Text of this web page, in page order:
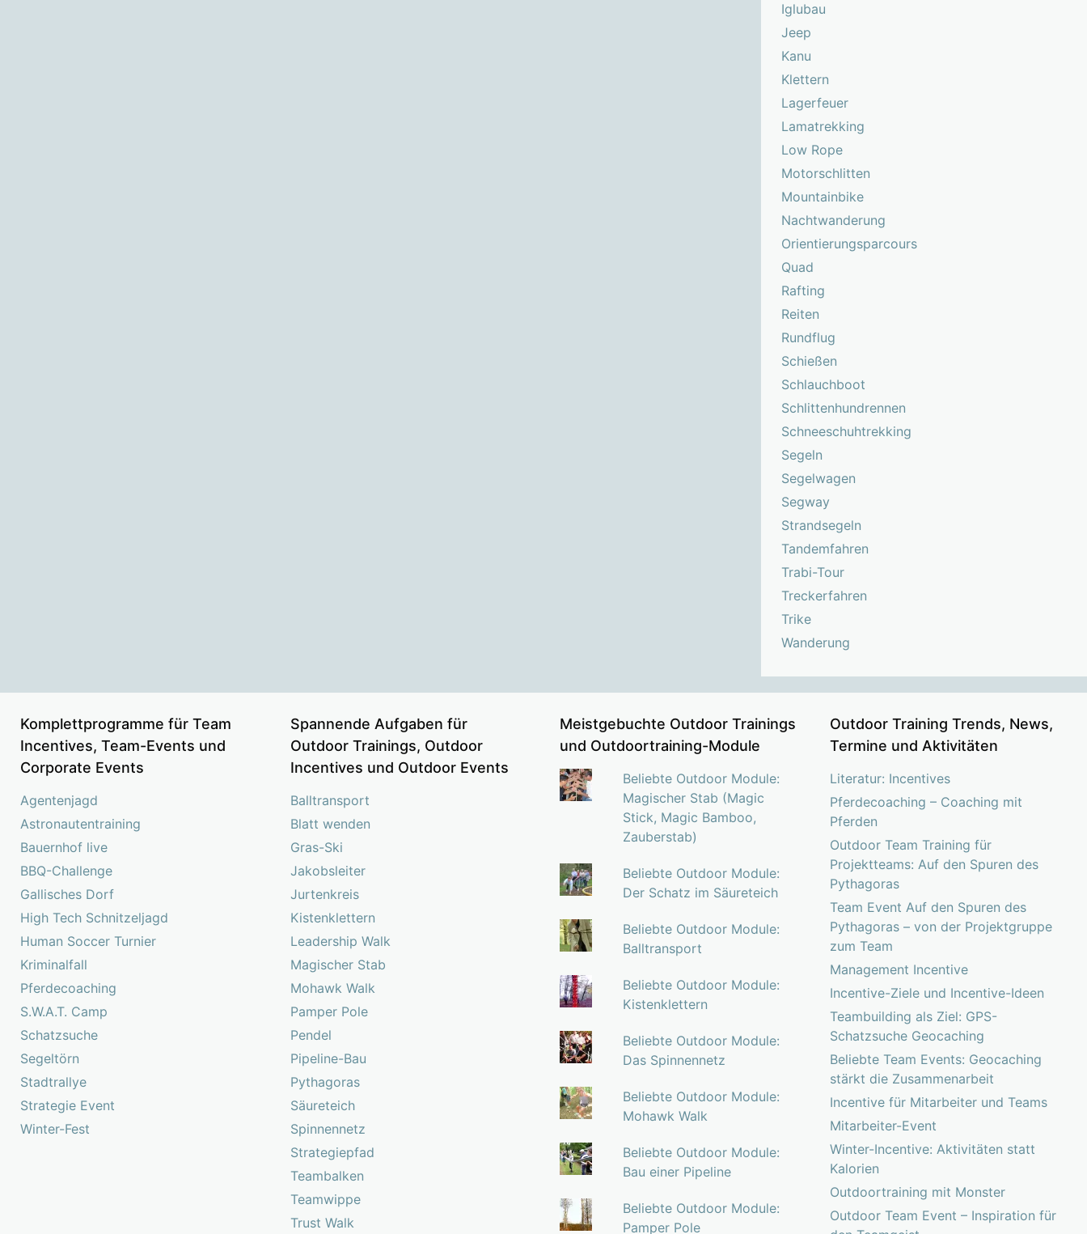
Iglubau
Jeep
Kanu
Klettern
Lagerfeuer
Lamatrekking
Low Rope
Motorschlitten
Mountainbike
Nachtwanderung
Orientierungsparcours
Quad
Rafting
Reiten
Rundflug
Schießen
Schlauchboot
Schlittenhundrennen
Schneeschuhtrekking
Segeln
Segelwagen
Segway
Strandsegeln
Tandemfahren
Trabi-Tour
Treckerfahren
Trike
Wanderung
Komplettprogramme für Team
Incentives, Team-Events und
Corporate Events
Agentenjagd
Astronautentraining
Bauernhof live
BBQ-Challenge
Gallisches Dorf
High Tech Schnitzeljagd
Human Soccer Turnier
Kriminalfall
Pferdecoaching
S.W.A.T. Camp
Schatzsuche
Segeltörn
Stadtrallye
Strategie Event
Winter-Fest
Spannende Aufgaben für
Outdoor Trainings, Outdoor
Incentives und Outdoor Events
Balltransport
Blatt wenden
Gras-Ski
Jakobsleiter
Jurtenkreis
Kistenklettern
Leadership Walk
Magischer Stab
Mohawk Walk
Pamper Pole
Pendel
Pipeline-Bau
Pythagoras
Säureteich
Spinnennetz
Strategiepfad
Teambalken
Teamwippe
Trust Walk
Meistgebuchte Outdoor Trainings
und Outdoortraining-Module
Beliebte Outdoor Module:
Magischer Stab (Magic
Stick, Magic Bamboo,
Zauberstab)
Beliebte Outdoor Module:
Der Schatz im Säureteich
Beliebte Outdoor Module:
Balltransport
Beliebte Outdoor Module:
Kistenklettern
Beliebte Outdoor Module:
Das Spinnennetz
Beliebte Outdoor Module:
Mohawk Walk
Beliebte Outdoor Module:
Bau einer Pipeline
Beliebte Outdoor Module:
Pamper Pole
Outdoor Training Trends, News,
Termine und Aktivitäten
Literatur: Incentives
Pferdecoaching – Coaching mit
Pferden
Outdoor Team Training für
Projektteams: Auf den Spuren des
Pythagoras
Team Event Auf den Spuren des
Pythagoras – von der Projektgruppe
zum Team
Management Incentive
Incentive-Ziele und Incentive-Ideen
Teambuilding als Ziel: GPS-
Schatzsuche Geocaching
Beliebte Team Events: Geocaching
stärkt die Zusammenarbeit
Incentive für Mitarbeiter und Teams
Mitarbeiter-Event
Winter-Incentive: Aktivitäten statt
Kalorien
Outdoortraining mit Monster
Outdoor Team Event – Inspiration für